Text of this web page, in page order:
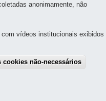
anonimamente, não
vídeos institucionais exibidos
cookies não-necessários